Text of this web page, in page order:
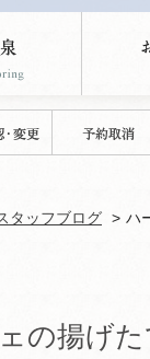
タッフブログ ハ
の揚げた